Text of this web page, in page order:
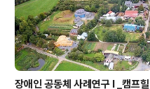
장애인 공동체 사례연구 I _캠프힐